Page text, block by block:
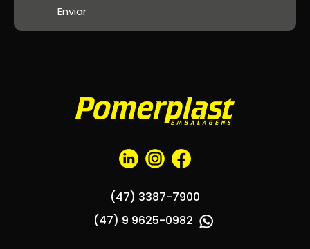
(47) 3387-7900
(47) 9 9625-0982